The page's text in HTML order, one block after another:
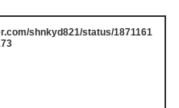
shnkyd821/status/1871161